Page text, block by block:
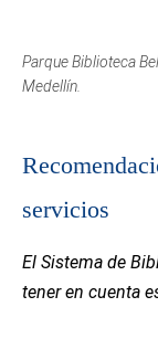
Parque Biblioteca
Medellín.
servicios
El Sistema de
tener en cuenta